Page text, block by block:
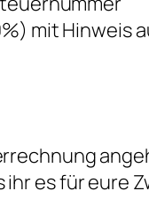
mit Hinweis
es für eure